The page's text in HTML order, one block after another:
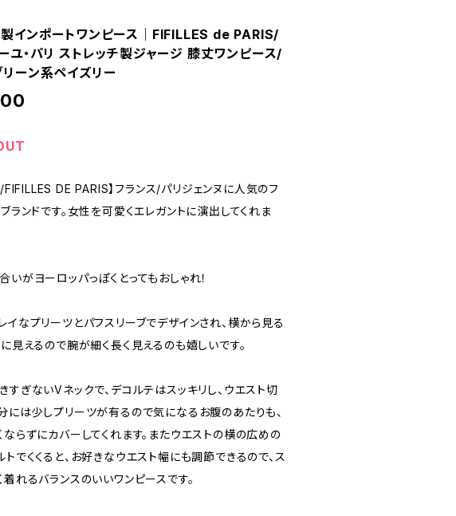
製インポートワンピース｜FIFILLES de PARIS/
ユ・パリ ストレッチ製ジャージ 膝丈ワンピース/
ーン系ペイズリー
/FIFILLES DE PARIS】フランス/パリジェンヌに人気のフ
ブランドです。女性を可愛くエレガントに演出してくれま
いがヨーロッパっぽくとってもおしゃれ！
イなプリーツとパフスリーブでデザインされ、横から見る
見えるので腕が細く長く見えるのも嬉しいです。
すぎないVネックで、デコルテはスッキリし、ウエスト切
には少しプリーツが有るので気になるお腹のあたりも、
ならずにカバーしてくれます。またウエストの横の広めの
トでくくると、お好きなウエスト幅にも調節できるので、ス
着れるバランスのいいワンピースです。